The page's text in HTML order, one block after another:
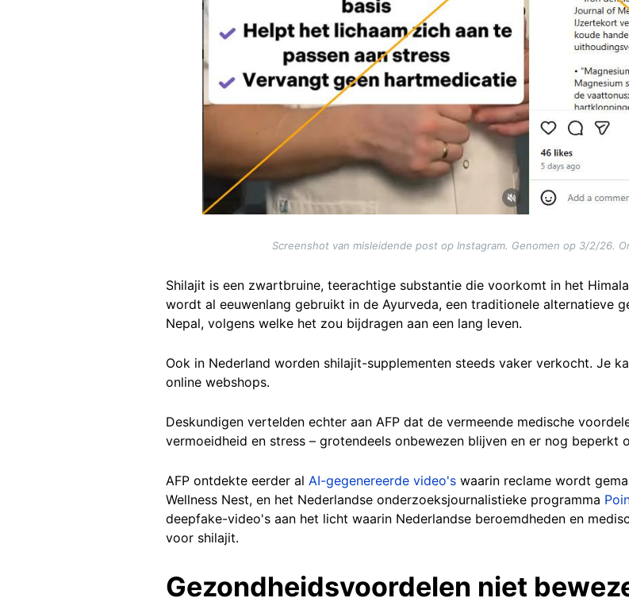
Screenshot van misleidende post op Instagram. Genomen op 3/2/26.
Shilajit is een zwartbruine, teerachtige substantie die voorkomt in het
wordt al eeuwenlang gebruikt in de Ayurveda, een traditionele alternatieve
Nepal, volgens welke het zou bijdragen aan een lang leven.
Ook in Nederland worden shilajit-supplementen steeds vaker verkocht. Je
online webshops.
Deskundigen vertelden echter aan AFP dat de vermeende medische
vermoeidheid en stress – grotendeels onbewezen blijven en er nog beperkt
AFP ontdekte eerder al AI-gegenereerde video's waarin reclame wordt
Wellness Nest, en het Nederlandse onderzoeksjournalistieke programma
deepfake-video's aan het licht waarin Nederlandse beroemdheden en
voor shilajit.
Gezondheidsvoordelen niet